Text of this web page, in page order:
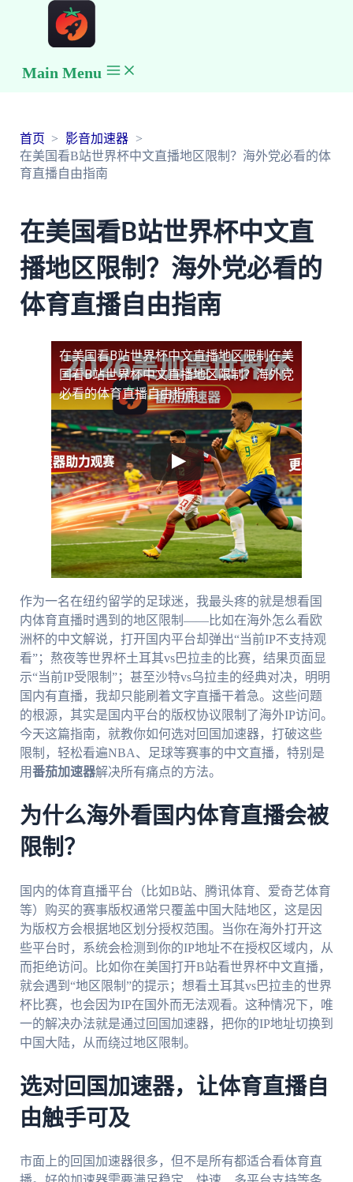
Main Menu
首页
影音加速器
在美国看B站世界杯中文直播地区限制？海外党必看的体
育直播自由指南
在美国看B站世界杯中文直
播地区限制？海外党必看的
体育直播自由指南
在美国看B站世界杯中文直播地区限制在美
国看B站世界杯中文直播地区限制？海外党
必看的体育直播自由指南
作为一名在纽约留学的足球迷，我最头疼的就是想看国
内体育直播时遇到的地区限制——比如在海外怎么看欧
洲杯的中文解说，打开国内平台却弹出“当前IP不支持观
看”；熬夜等世界杯土耳其vs巴拉圭的比赛，结果页面显
示“当前IP受限制”；甚至沙特vs乌拉圭的经典对决，明明
国内有直播，我却只能刷着文字直播干着急。这些问题
的根源，其实是国内平台的版权协议限制了海外IP访问。
今天这篇指南，就教你如何选对回国加速器，打破这些
限制，轻松看遍NBA、足球等赛事的中文直播，特别是
用番茄加速器解决所有痛点的方法。
为什么海外看国内体育直播会被
限制？
国内的体育直播平台（比如B站、腾讯体育、爱奇艺体育
等）购买的赛事版权通常只覆盖中国大陆地区，这是因
为版权方会根据地区划分授权范围。当你在海外打开这
些平台时，系统会检测到你的IP地址不在授权区域内，从
而拒绝访问。比如你在美国打开B站看世界杯中文直播，
就会遇到“地区限制”的提示；想看土耳其vs巴拉圭的世界
杯比赛，也会因为IP在国外而无法观看。这种情况下，唯
一的解决办法就是通过回国加速器，把你的IP地址切换到
中国大陆，从而绕过地区限制。
选对回国加速器，让体育直播自
由触手可及
市面上的回国加速器很多，但不是所有都适合看体育直